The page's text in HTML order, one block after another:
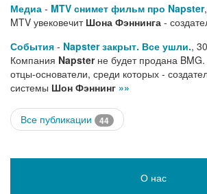
Медиа - MTV снимет фильм про Napster,
MTV увековечит Шона Фэннинга -
События - Napster закрыт. Все ушли.,
Компания Napsterне будет продана
отцы-основатели, среди которых -
системы Шон Фэннинг »»
Все публикации 44
О нас